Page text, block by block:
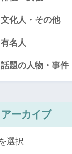
文化人・その他
有名人
話題の人物・事件
アーカイブ